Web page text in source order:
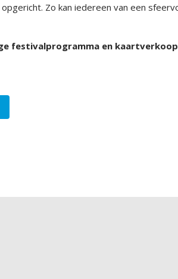
Zo kan iedereen van een
festivalprogramma en